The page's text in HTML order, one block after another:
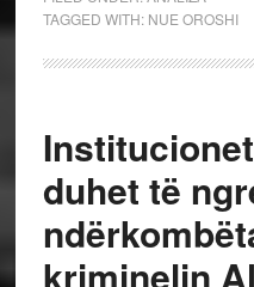
TAGGED WITH: NUE OROSHI
duhet të
kriminelin